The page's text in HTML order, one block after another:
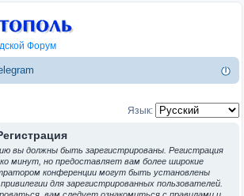
Форум
Язык:
вы должны быть зарегистрированы. Регистрация
минут, но предоставляет вам более широкие
конференции могут быть установлены
для зарегистрированных пользователей.